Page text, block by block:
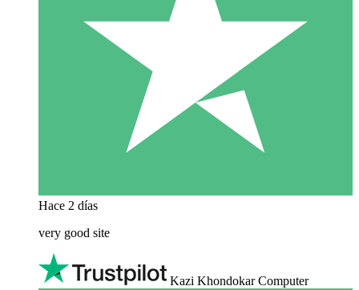
Hace 2 días
very good site
Kazi Khondokar Computer